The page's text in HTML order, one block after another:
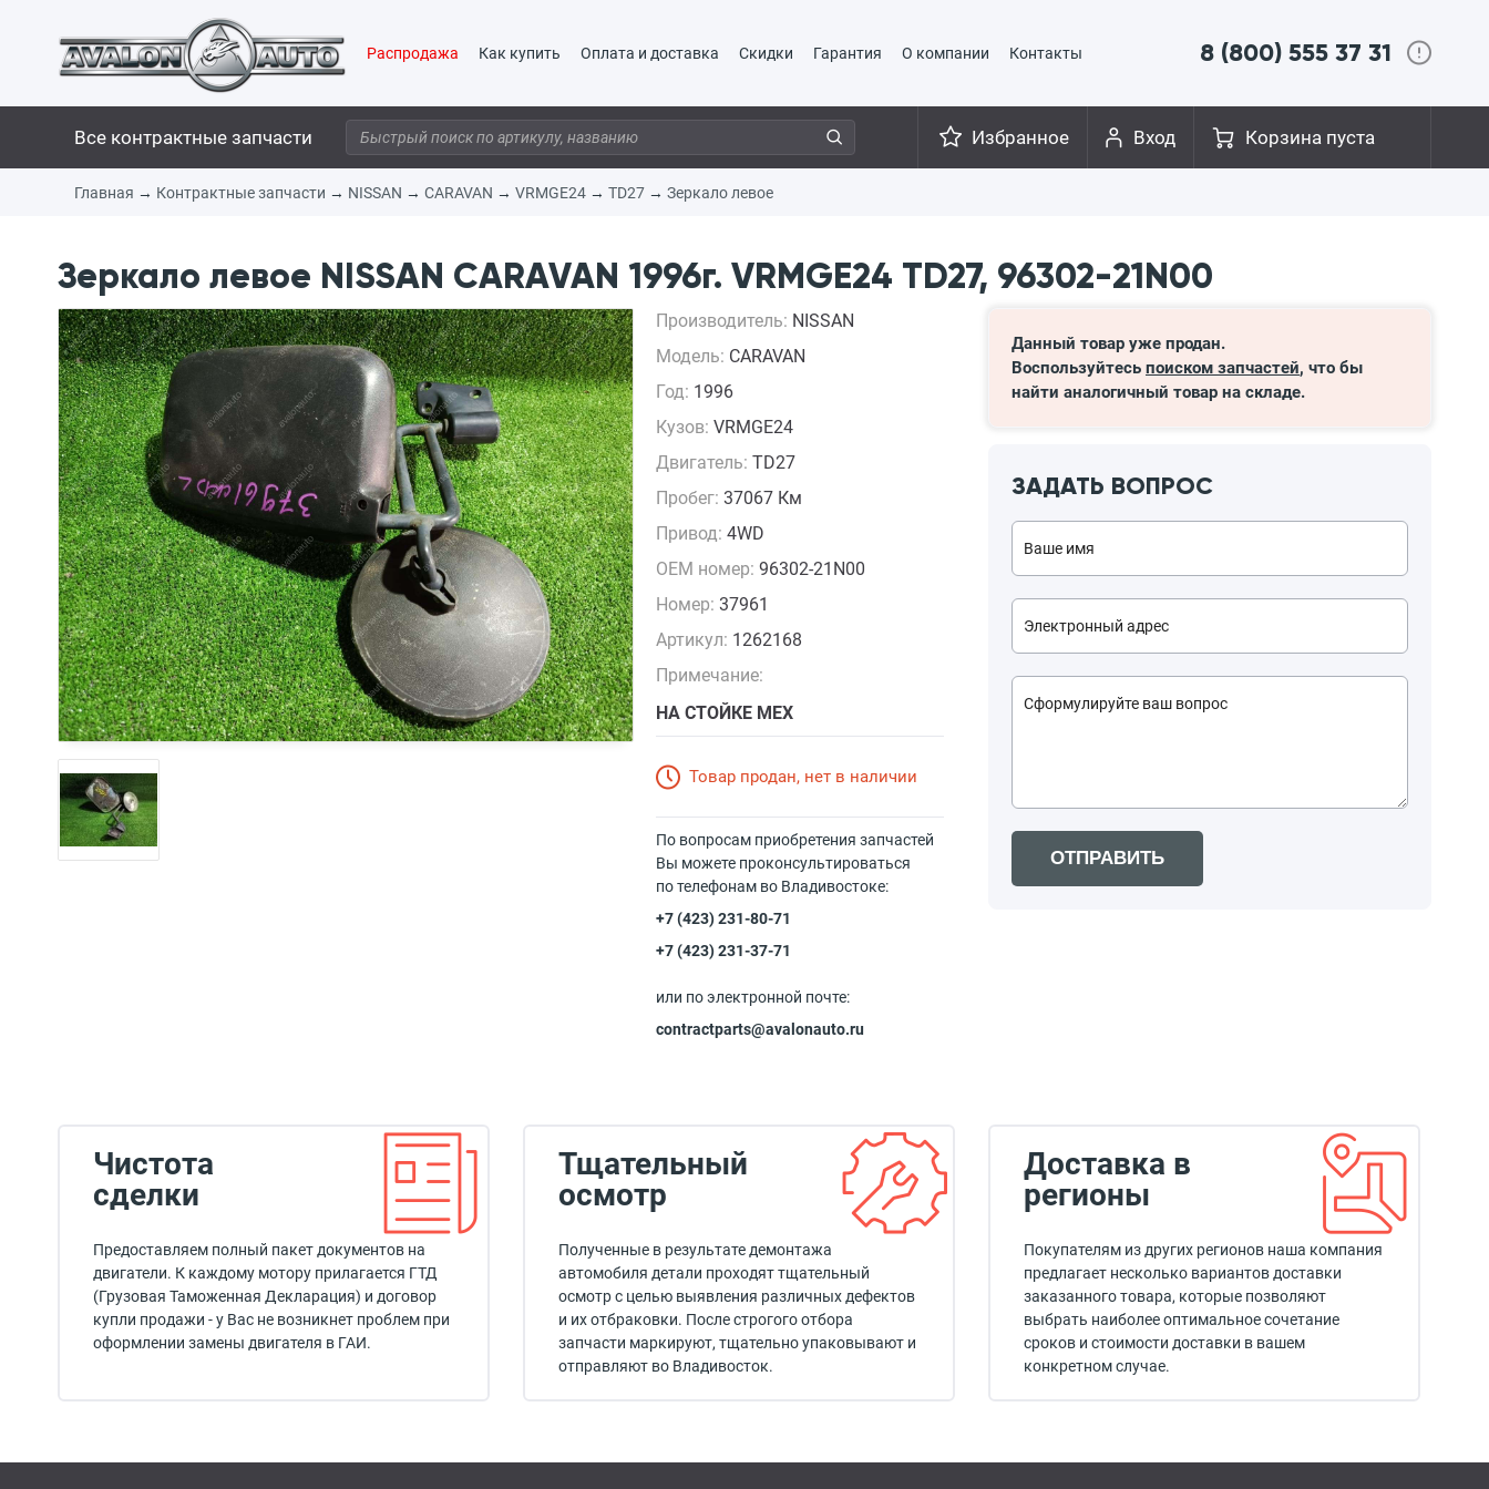
Распродажа Как купить Оплата и доставка Скидки Гарантия О компании Контакты 8 (800) 555 37 31
Все контрактные запчасти Корзина пуста
Вход
Избранное
Главная → Контрактные запчасти → NISSAN → CARAVAN → VRMGE24 → TD27 → Зеркало левое
Зеркало левое NISSAN CARAVAN 1996г. VRMGE24 TD27, 96302-21N00
Производитель: NISSAN
Модель: CARAVAN
Год: 1996
Кузов: VRMGE24
Двигатель: TD27
Пробег: 37067 Км
Привод: 4WD
OEM номер: 96302-21N00
Номер: 37961
Артикул: 1262168
Примечание:
НА СТОЙКЕ МЕХ
Товар продан, нет в наличии
По вопросам приобретения запчастей
Вы можете проконсультироваться
по телефонам во Владивостоке:
+7 (423) 231-80-71
+7 (423) 231-37-71
или по электронной почте:
contractparts@avalonauto.ru
Данный товар уже продан.
Воспользуйтесь поиском запчастей, что бы
найти аналогичный товар на складе.
ЗАДАТЬ ВОПРОС
ОТПРАВИТЬ
Чистота
сделки
Предоставляем полный пакет документов на
двигатели. К каждому мотору прилагается ГТД
(Грузовая Таможенная Декларация) и договор
купли продажи - у Вас не возникнет проблем при
оформлении замены двигателя в ГАИ.
Тщательный
осмотр
Полученные в результате демонтажа
автомобиля детали проходят тщательный
осмотр с целью выявления различных дефектов
и их отбраковки. После строгого отбора
запчасти маркируют, тщательно упаковывают и
отправляют во Владивосток.
Доставка в
регионы
Покупателям из других регионов наша компания
предлагает несколько вариантов доставки
заказанного товара, которые позволяют
выбрать наиболее оптимальное сочетание
сроков и стоимости доставки в вашем
конкретном случае.